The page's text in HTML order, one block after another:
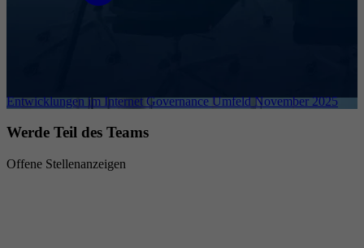
Entwicklungen im Internet Governance Umfeld November 2025
Werde Teil des Teams
Offene Stellenanzeigen